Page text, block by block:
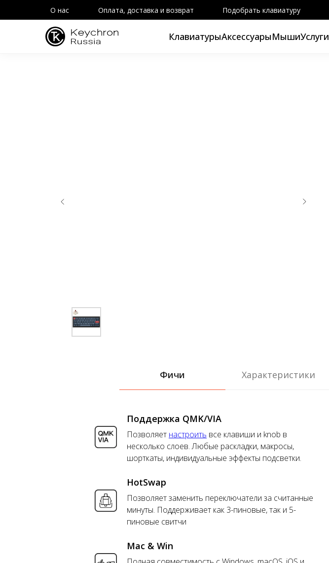
О нас Оплата, доставка и возврат Подобрать клавиатуру
КлавиатурыАксессуарыМышиУслуги
Фичи Характеристики
Поддержка QMK/VIA
Позволяет настроить все клавиши и knob в
несколько слоев. Любые раскладки, макросы,
шорткаты, индивидуальные эффекты подсветки.
HotSwap
Позволяет заменить переключатели за считанные
минуты. Поддерживает как 3-пиновые, так и 5-
пиновые свитчи
Mac & Win